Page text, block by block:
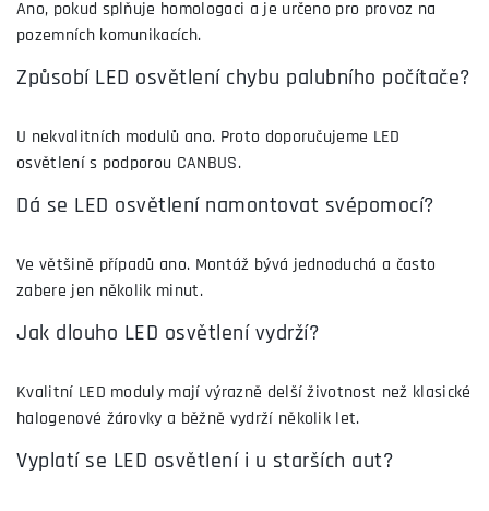
Ano, pokud splňuje homologaci a je určeno pro provoz na
pozemních komunikacích.
Způsobí LED osvětlení chybu palubního počítače?
U nekvalitních modulů ano. Proto doporučujeme LED
osvětlení s podporou CANBUS.
Dá se LED osvětlení namontovat svépomocí?
Ve většině případů ano. Montáž bývá jednoduchá a často
zabere jen několik minut.
Jak dlouho LED osvětlení vydrží?
Kvalitní LED moduly mají výrazně delší životnost než klasické
halogenové žárovky a běžně vydrží několik let.
Vyplatí se LED osvětlení i u starších aut?